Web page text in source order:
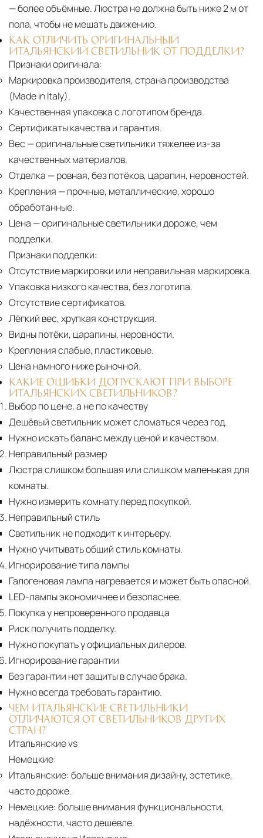
— более объёмные. Люстра не должна быть ниже 2 м от
пола, чтобы не мешать движению.
КАК ОТЛИЧИТЬ ОРИГИНАЛЬНЫЙ
ИТАЛЬЯНСКИЙ СВЕТИЛЬНИК ОТ ПОДДЕЛКИ?
Признаки оригинала:
Маркировка производителя, страна производства
(Made in Italy).
Качественная упаковка с логотипом бренда.
Сертификаты качества и гарантия.
Вес — оригинальные светильники тяжелее из-за
качественных материалов.
Отделка — ровная, без потёков, царапин, неровностей.
Крепления — прочные, металлические, хорошо
обработанные.
Цена — оригинальные светильники дороже, чем
подделки.
Признаки подделки:
Отсутствие маркировки или неправильная маркировка.
Упаковка низкого качества, без логотипа.
Отсутствие сертификатов.
Лёгкий вес, хрупкая конструкция.
Видны потёки, царапины, неровности.
Крепления слабые, пластиковые.
Цена намного ниже рыночной.
КАКИЕ ОШИБКИ ДОПУСКАЮТ ПРИ ВЫБОРЕ
ИТАЛЬЯНСКИХ СВЕТИЛЬНИКОВ?
Выбор по цене, а не по качеству
Дешёвый светильник может сломаться через год.
Нужно искать баланс между ценой и качеством.
Неправильный размер
Люстра слишком большая или слишком маленькая для
комнаты.
Нужно измерить комнату перед покупкой.
Неправильный стиль
Светильник не подходит к интерьеру.
Нужно учитывать общий стиль комнаты.
Игнорирование типа лампы
Галогеновая лампа нагревается и может быть опасной.
LED-лампы экономичнее и безопаснее.
Покупка у непроверенного продавца
Риск получить подделку.
Нужно покупать у официальных дилеров.
Игнорирование гарантии
Без гарантии нет защиты в случае брака.
Нужно всегда требовать гарантию.
ЧЕМ ИТАЛЬЯНСКИЕ СВЕТИЛЬНИКИ
ОТЛИЧАЮТСЯ ОТ СВЕТИЛЬНИКОВ ДРУГИХ
СТРАН?
Итальянские vs
Немецкие:
Итальянские: больше внимания дизайну, эстетике,
часто дороже.
Немецкие: больше внимания функциональности,
надёжности, часто дешевле.